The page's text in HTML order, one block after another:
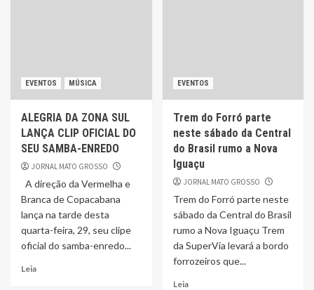
EVENTOS MÚSICA
ALEGRIA DA ZONA SUL
LANÇA CLIP OFICIAL DO
SEU SAMBA-ENREDO
JORNAL MATO GROSSO
A direção da Vermelha e
Branca de Copacabana
lança na tarde desta
quarta-feira, 29, seu clipe
oficial do samba-enredo...
Leia
EVENTOS
Trem do Forró parte
neste sábado da Central
do Brasil rumo a Nova
Iguaçu
JORNAL MATO GROSSO
Trem do Forró parte neste
sábado da Central do Brasil
rumo a Nova Iguaçu Trem
da SuperVia levará a bordo
forrozeiros que...
Leia